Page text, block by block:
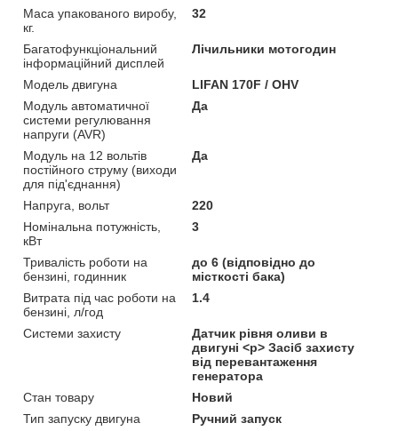
Маса упакованого виробу,
кг.
32
Багатофункціональний
інформаційний дисплей
Лічильники мотогодин
Модель двигуна
LIFAN 170F / OHV
Модуль автоматичної
системи регулювання
напруги (AVR)
Да
Модуль на 12 вольтів
постійного струму (виходи
для під'єднання)
Да
Напруга, вольт
220
Номінальна потужність,
кВт
3
Тривалість роботи на
бензині, годинник
до 6 (відповідно до
місткості бака)
Витрата під час роботи на
бензині, л/год
1.4
Системи захисту
Датчик рівня оливи в
двигуні <p> Засіб захисту
від перевантаження
генератора
Стан товару
Новий
Тип запуску двигуна
Ручний запуск